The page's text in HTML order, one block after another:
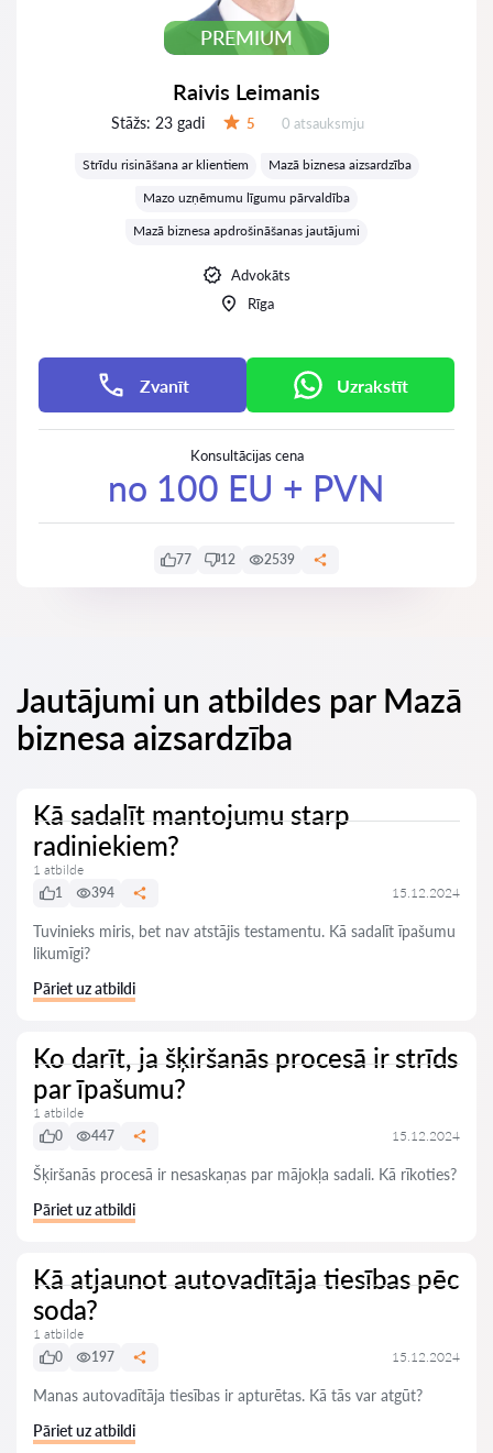
PREMIUM
Raivis Leimanis
Stāžs: 23 gadi 5 Atsauksmes:
0 atsauksmju
Strīdu risināšana ar klientiem
Mazā biznesa aizsardzība
Mazo uzņēmumu līgumu pārvaldība
Mazā biznesa apdrošināšanas jautājumi
Advokāts
Rīga
Zvanīt Uzrakstīt
Konsultācijas cena
no 100 EU + PVN
77 12 2539
Jautājumi un atbildes par Mazā
biznesa aizsardzība
Kā sadalīt mantojumu starp
radiniekiem?
1 atbilde
1
394 15.12.2024
Tuvinieks miris, bet nav atstājis testamentu. Kā sadalīt īpašumu
likumīgi?
Pāriet uz atbildi
Ko darīt, ja šķiršanās procesā ir strīds
par īpašumu?
1 atbilde
0
447 15.12.2024
Šķiršanās procesā ir nesaskaņas par mājokļa sadali. Kā rīkoties?
Pāriet uz atbildi
Kā atjaunot autovadītāja tiesības pēc
soda?
1 atbilde
0
197 15.12.2024
Manas autovadītāja tiesības ir apturētas. Kā tās var atgūt?
Pāriet uz atbildi